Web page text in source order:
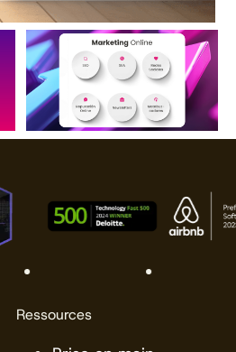
Ressources